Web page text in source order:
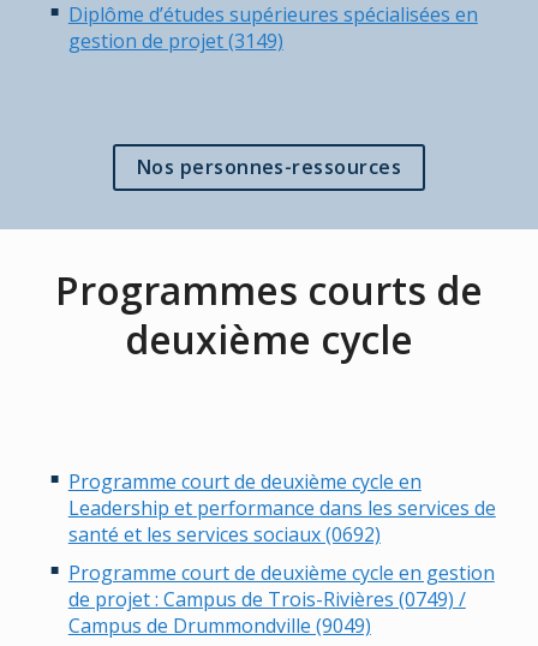
Diplôme d’études supérieures spécialisées en
gestion de projet (3149)
Nos personnes-ressources
Programmes courts de
deuxième cycle
Programme court de deuxième cycle en
Leadership et performance dans les services de
santé et les services sociaux (0692)
Programme court de deuxième cycle en gestion
de projet : Campus de Trois-Rivières (0749) /
Campus de Drummondville (9049)